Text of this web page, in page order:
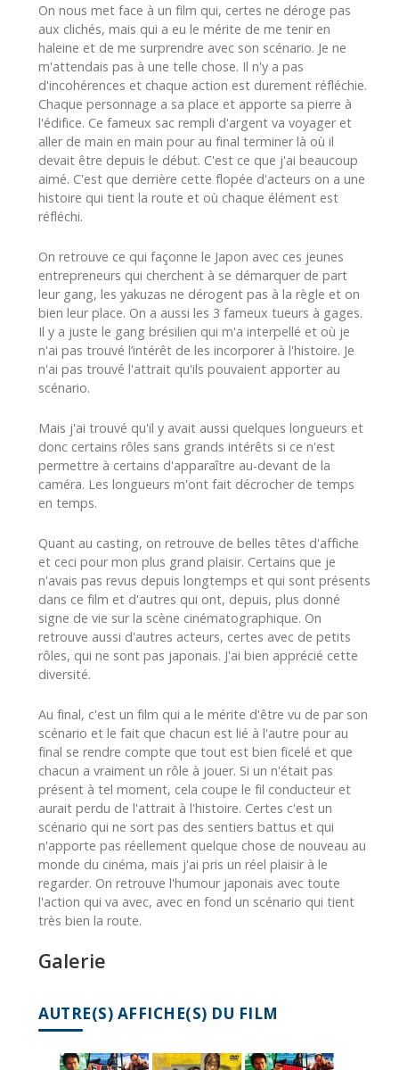
On nous met face à un film qui, certes ne déroge pas
aux clichés, mais qui a eu le mérite de me tenir en
haleine et de me surprendre avec son scénario. Je ne
m'attendais pas à une telle chose. Il n'y a pas
d'incohérences et chaque action est durement réfléchie.
Chaque personnage a sa place et apporte sa pierre à
l'édifice. Ce fameux sac rempli d'argent va voyager et
aller de main en main pour au final terminer là où il
devait être depuis le début. C'est ce que j'ai beaucoup
aimé. C'est que derrière cette flopée d'acteurs on a une
histoire qui tient la route et où chaque élément est
réfléchi.
On retrouve ce qui façonne le Japon avec ces jeunes
entrepreneurs qui cherchent à se démarquer de part
leur gang, les yakuzas ne dérogent pas à la règle et on
bien leur place. On a aussi les 3 fameux tueurs à gages.
Il y a juste le gang brésilien qui m'a interpellé et où je
n'ai pas trouvé l’intérêt de les incorporer à l'histoire. Je
n'ai pas trouvé l'attrait qu'ils pouvaient apporter au
scénario.
Mais j'ai trouvé qu'il y avait aussi quelques longueurs et
donc certains rôles sans grands intérêts si ce n'est
permettre à certains d'apparaître au-devant de la
caméra. Les longueurs m'ont fait décrocher de temps
en temps.
Quant au casting, on retrouve de belles têtes d'affiche
et ceci pour mon plus grand plaisir. Certains que je
n'avais pas revus depuis longtemps et qui sont présents
dans ce film et d'autres qui ont, depuis, plus donné
signe de vie sur la scène cinématographique. On
retrouve aussi d'autres acteurs, certes avec de petits
rôles, qui ne sont pas japonais. J'ai bien apprécié cette
diversité.
Au final, c'est un film qui a le mérite d'être vu de par son
scénario et le fait que chacun est lié à l'autre pour au
final se rendre compte que tout est bien ficelé et que
chacun a vraiment un rôle à jouer. Si un n'était pas
présent à tel moment, cela coupe le fil conducteur et
aurait perdu de l'attrait à l'histoire. Certes c'est un
scénario qui ne sort pas des sentiers battus et qui
n'apporte pas réellement quelque chose de nouveau au
monde du cinéma, mais j'ai pris un réel plaisir à le
regarder. On retrouve l'humour japonais avec toute
l'action qui va avec, avec en fond un scénario qui tient
très bien la route.
Galerie
AUTRE(S) AFFICHE(S) DU FILM